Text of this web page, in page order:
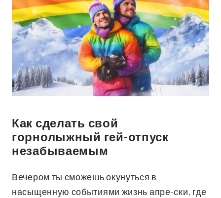
Как сделать свой
горнолыжный гей-отпуск
незабываемым
Вечером ты сможешь окунуться в
насыщенную событиями жизнь апре-ски, где